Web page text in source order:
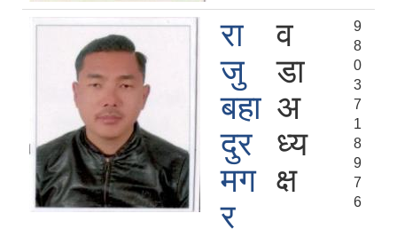
रा
जु
बहा
दुर
मग
र
व
डा
अ
ध्य
क्ष
9
8
0
3
7
1
8
9
7
6